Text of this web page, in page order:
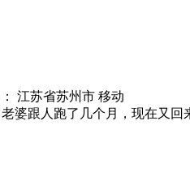
江苏省苏州市 移动
婆跟人跑了几个月，现在又回